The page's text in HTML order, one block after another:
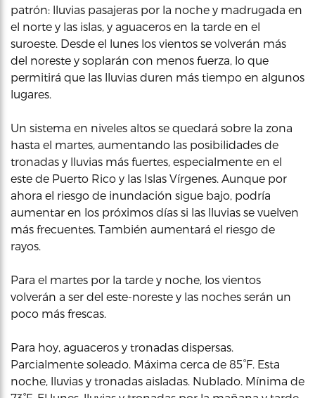
patrón: lluvias pasajeras por la noche y madrugada en
el norte y las islas, y aguaceros en la tarde en el
suroeste. Desde el lunes los vientos se volverán más
del noreste y soplarán con menos fuerza, lo que
permitirá que las lluvias duren más tiempo en algunos
lugares.
Un sistema en niveles altos se quedará sobre la zona
hasta el martes, aumentando las posibilidades de
tronadas y lluvias más fuertes, especialmente en el
este de Puerto Rico y las Islas Vírgenes. Aunque por
ahora el riesgo de inundación sigue bajo, podría
aumentar en los próximos días si las lluvias se vuelven
más frecuentes. También aumentará el riesgo de
rayos.
Para el martes por la tarde y noche, los vientos
volverán a ser del este-noreste y las noches serán un
poco más frescas.
Para hoy, aguaceros y tronadas dispersas.
Parcialmente soleado. Máxima cerca de 85°F. Esta
noche, lluvias y tronadas aisladas. Nublado. Mínima de